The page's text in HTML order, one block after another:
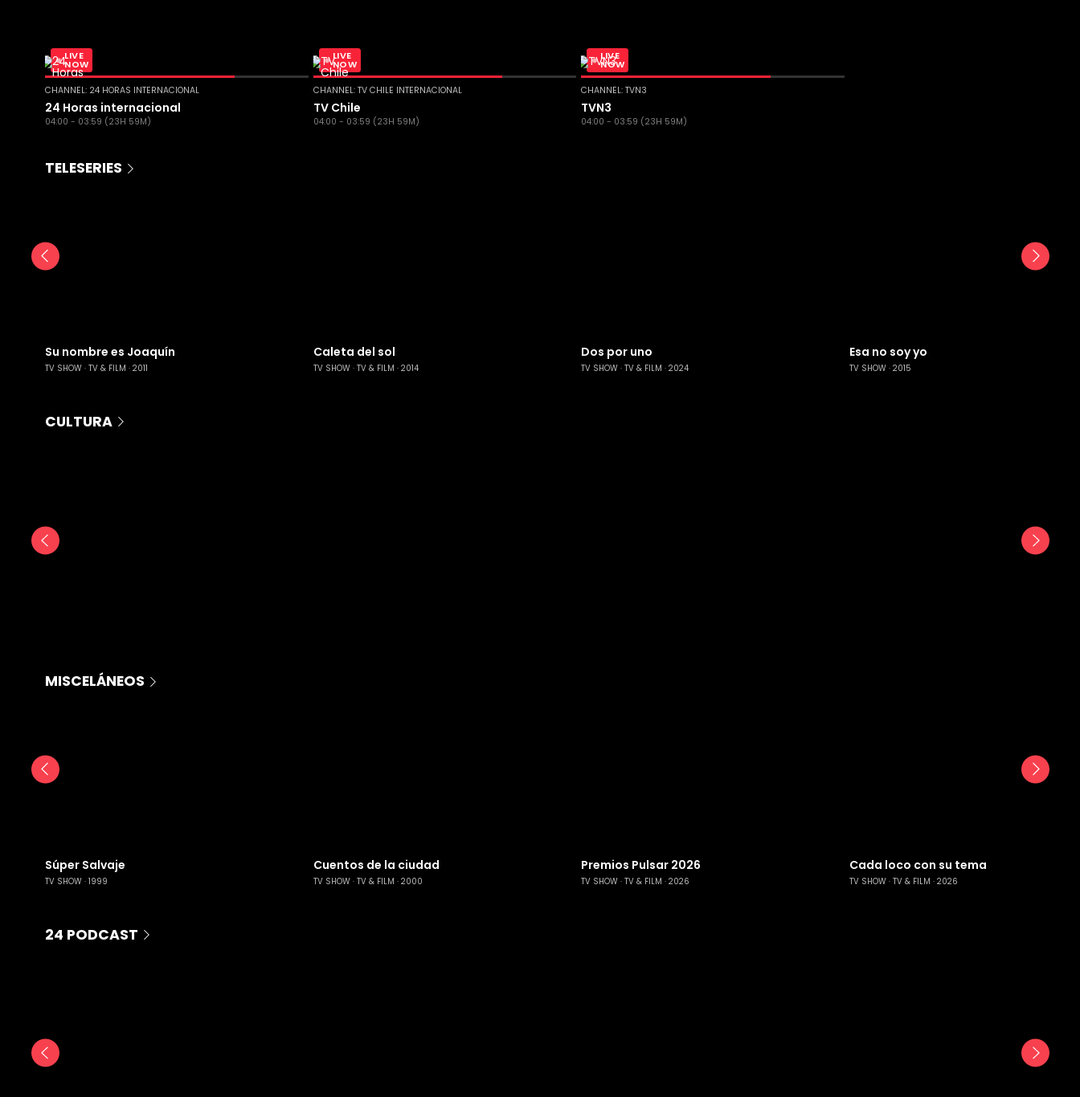
LIVE
NOW
CHANNEL: 24 HORAS INTERNACIONAL
24 Horas internacional
04:00 - 03:59 (23H 59M)
LIVE
NOW
CHANNEL: TV CHILE INTERNACIONAL
TV Chile
04:00 - 03:59 (23H 59M)
LIVE
NOW
CHANNEL: TVN3
TVN3
04:00 - 03:59 (23H 59M)
TELESERIES
Su nombre es Joaquín
TV SHOW TV & FILM 2011
Caleta del sol
TV SHOW TV & FILM 2014
Dos por uno
TV SHOW TV & FILM 2024
Esa no soy yo
TV SHOW 2015
CULTURA
MISCELÁNEOS
Súper Salvaje
TV SHOW 1999
Cuentos de la ciudad
TV SHOW TV & FILM 2000
Premios Pulsar 2026
TV SHOW TV & FILM 2026
Cada loco con su tema
TV SHOW TV & FILM 2026
24 PODCAST